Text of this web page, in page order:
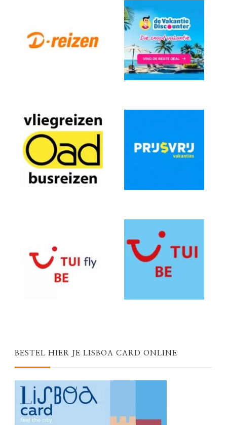
BESTEL HIER JE LISBOA CARD ONLINE